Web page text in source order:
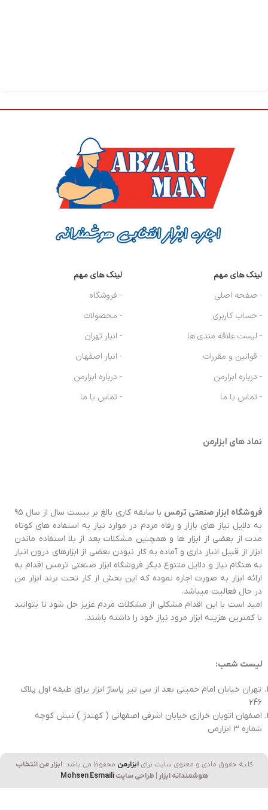
لینک های مهم
- صفحه اصلی
- حساب کاربری
- لیست علاقه مندی ها
- قوانین و مقررات
- درباره ابزارمن
- تماس با ما
لینک های مهم
- فروشگاه
- محصولات
- انبار تهران
- انبار اصفهان
- درباره ابزارمن
- تماس با ما
نماد های ابزارمن
فروشگاه ابزار صنعتی ترمس
با سابقه کاری بالغ بر بیست سال از سال 95
به دلایل نیاز های بازار و رفاه مردم در موارد نیاز به استفاده های کوتاه
مدت از بعضی از ابزار ها و همچنین مشکلات بعد از بلا استفاده ماندن
ابزار از قبیل انبار داری و آماده به کار نبودن بعضی از ابزارهای درون انبار
به هنگام نیاز و دلایل متنوع دیگر فروشگاه ابزار صنعتی ترمس اقدام به
ارائه ابزار به صورت اجاره نموده که این بخش از کار تحت برند ابزار من
در حال فعالیت میباشد.
امید است با این اقدام مشکلی از مشکلات مردم عزیز حل شود تا بتوانند
با کمترین هزینه ابزار مرود نیاز خود را داشته باشند.
لیست شعب:
تهران خیابان امام خمینی بعد از سی تیر پاساژ ابزار یراق طبقه اول پلاک
246
اصفهان اتوبان خرازی خیابان اشرفی اصفهانی ( کهندژ ) نبش کوچه
شماره 3 ابزارمن
کلیه حقوق مادی و معنوی سایت برایابزارمن محفوظ می‌ باشد.ابزار من انتخاب
هوشمندانه ابزار | طراحی سایتMohsen Esmaili